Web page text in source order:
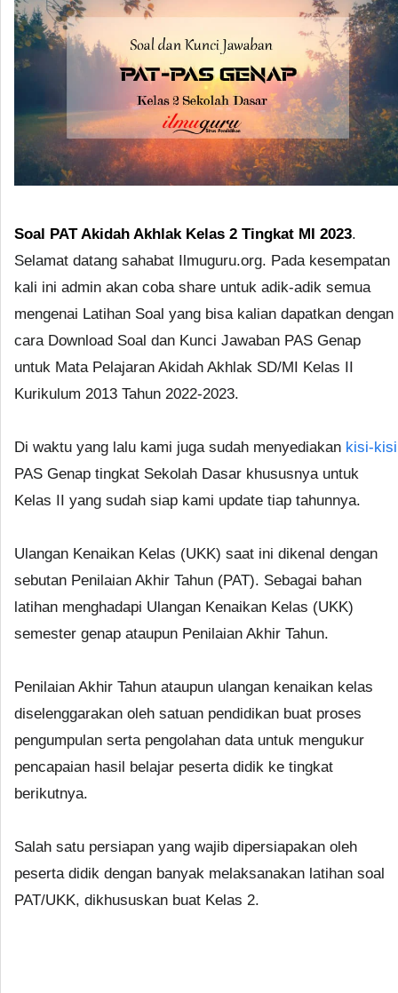
Soal PAT Akidah Akhlak Kelas 2 Tingkat MI 2023.
Selamat datang sahabat Ilmuguru.org. Pada kesempatan
kali ini admin akan coba share untuk adik-adik semua
mengenai Latihan Soal yang bisa kalian dapatkan dengan
cara Download Soal dan Kunci Jawaban PAS Genap
untuk Mata Pelajaran Akidah Akhlak SD/MI Kelas II
Kurikulum 2013 Tahun 2022-2023.
Di waktu yang lalu kami juga sudah menyediakan kisi-kisi
PAS Genap tingkat Sekolah Dasar khususnya untuk
Kelas II yang sudah siap kami update tiap tahunnya.
Ulangan Kenaikan Kelas (UKK) saat ini dikenal dengan
sebutan Penilaian Akhir Tahun (PAT). Sebagai bahan
latihan menghadapi Ulangan Kenaikan Kelas (UKK)
semester genap ataupun Penilaian Akhir Tahun.
Penilaian Akhir Tahun ataupun ulangan kenaikan kelas
diselenggarakan oleh satuan pendidikan buat proses
pengumpulan serta pengolahan data untuk mengukur
pencapaian hasil belajar peserta didik ke tingkat
berikutnya.
Salah satu persiapan yang wajib dipersiapakan oleh
peserta didik dengan banyak melaksanakan latihan soal
PAT/UKK, dikhususkan buat Kelas 2.